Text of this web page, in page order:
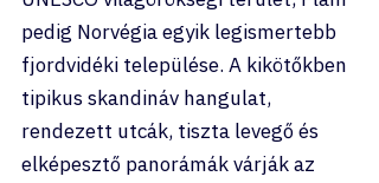
pedig Norvégia egyik legismertebb
fjordvidéki települése. A kikötőkben
tipikus skandináv hangulat,
rendezett utcák, tiszta levegő és
elképesztő panorámák várják az